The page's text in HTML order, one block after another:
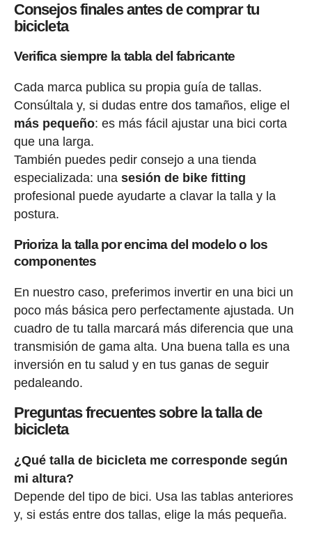
Consejos finales antes de comprar tu
bicicleta
Verifica siempre la tabla del fabricante
Cada marca publica su propia guía de tallas.
Consúltala y, si dudas entre dos tamaños, elige el
más pequeño: es más fácil ajustar una bici corta
que una larga.
También puedes pedir consejo a una tienda
especializada: una sesión de bike fitting
profesional puede ayudarte a clavar la talla y la
postura.
Prioriza la talla por encima del modelo o los
componentes
En nuestro caso, preferimos invertir en una bici un
poco más básica pero perfectamente ajustada. Un
cuadro de tu talla marcará más diferencia que una
transmisión de gama alta. Una buena talla es una
inversión en tu salud y en tus ganas de seguir
pedaleando.
Preguntas frecuentes sobre la talla de
bicicleta
¿Qué talla de bicicleta me corresponde según
mi altura?
Depende del tipo de bici. Usa las tablas anteriores
y, si estás entre dos tallas, elige la más pequeña.